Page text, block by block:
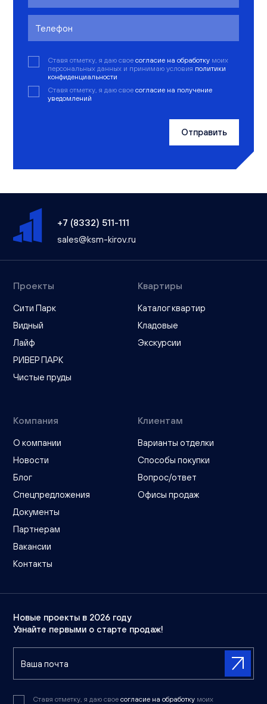
Ставя отметку, я даю свое согласие на обработку моих
персональных данных и принимаю условия политики
конфиденциальности
Ставя отметку, я даю свое согласие на получение
уведомлений
Отправить
+7 (8332) 511-111
sales@ksm-kirov.ru
Проекты
Сити Парк
Видный
Лайф
РИВЕР ПАРК
Чистые пруды
Квартиры
Каталог квартир
Кладовые
Экскурсии
Компания
О компании
Новости
Блог
Спецпредложения
Документы
Партнерам
Вакансии
Контакты
Клиентам
Варианты отделки
Способы покупки
Вопрос/ответ
Офисы продаж
Новые проекты в 2026 году
Узнайте первыми о старте продаж!
Ставя отметку, я даю свое согласие на обработку моих